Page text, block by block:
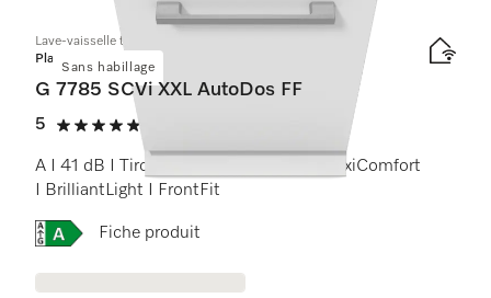
Sans habillage
Lave-vaisselle totalement intégrable XXL
Platinum
G 7785 SCVi XXL AutoDos FF
5
5 étoiles sur 5
A I 41 dB I Tiroir à couverts I Paniers MaxiComfort
I BrilliantLight I FrontFit
Online Label Flag, Etiquette énergétique
Fiche produit